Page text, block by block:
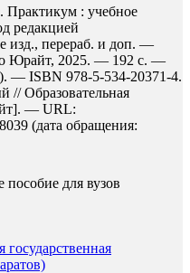
Практикум : учебное
редакцией
перераб. и доп. —
Юрайт, 2025. — 192 с. —
— ISBN 978-5-534-20371-4.
// Образовательная
— URL:
(дата обращения:
для вузов
государственная